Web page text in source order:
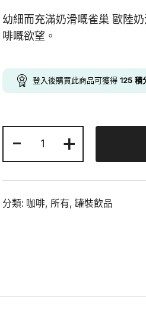
price
was:
price
幼細而充滿奶滑嘅雀巢 歐陸
啡嘅欲望。
登入後購買此商品可獲得 125 積
-
巢
陸
咖
+
分類: 咖啡, 所有, 罐裝飲品